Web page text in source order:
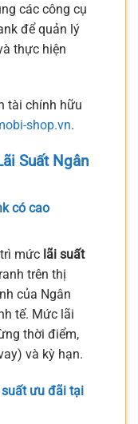
các công cụ
để quản lý
thực hiện
tài chính hữu
shop.vn.
Suất Ngân
có cao
mức lãi suất
trên thị
của Ngân
tế. Mức lãi
thời điểm,
và kỳ hạn.
ưu đãi tại